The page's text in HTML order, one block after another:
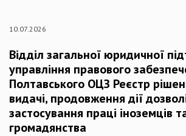
10.07.2026
Відділ загальної юридичної
управління правового
Полтавського ОЦЗ Реєстр
видачі, продовження дії
застосування праці іноземців
громадянства